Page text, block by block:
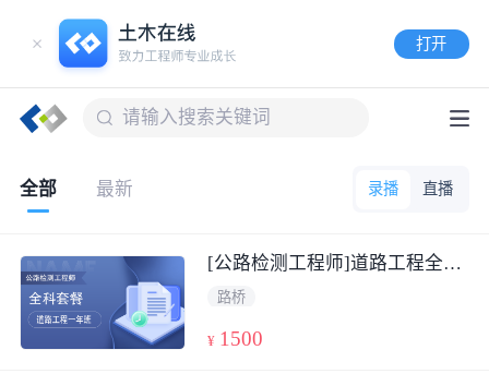
打开
全部 最新 录播 直播
[公路检测工程师]道路工程全科基础一年班套餐
路桥
¥ 1500